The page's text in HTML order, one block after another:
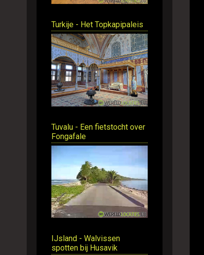
Turkije - Het Topkapipaleis
Tuvalu - Een fietstocht over
Fongafale
IJsland - Walvissen
spotten bij Husavik